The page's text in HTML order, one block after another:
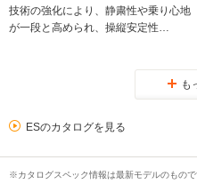
技術の強化により、静粛性や乗り心地
が一段と高められ、操縦安定性…
も
ESのカタログを見る
※カタログスペック情報は最新モデルのもので